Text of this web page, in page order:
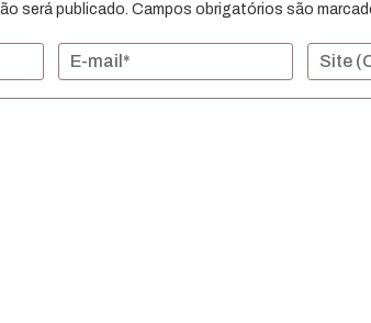
será publicado. Campos obrigatórios são